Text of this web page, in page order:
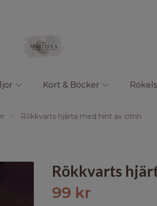
Kort & Böcker
Rökkvarts hjärta med hint av citrin
Rökkvarts
99 kr